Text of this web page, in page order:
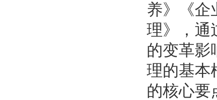
养》《企
理》，通
的变革影
理的基本
的核心要